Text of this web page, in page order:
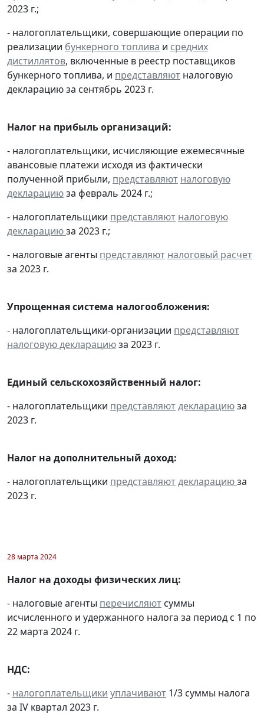
2023 г.;
- налогоплательщики, совершающие операции по
реализации бункерного топлива и средних
дистиллятов, включенные в реестр поставщиков
бункерного топлива, и представляют налоговую
декларацию за сентябрь 2023 г.
Налог на прибыль организаций:
- налогоплательщики, исчисляющие ежемесячные
авансовые платежи исходя из фактически
полученной прибыли, представляют налоговую
декларациюза февраль 2024 г.;
- налогоплательщики представляют налоговую
декларациюза 2023 г.;
- налоговые агенты представляют налоговый расчет
за 2023 г.
Упрощенная система налогообложения:
- налогоплательщики-организации представляют
налоговую декларациюза 2023 г.
Единый сельскохозяйственный налог:
- налогоплательщики представляютдекларациюза
2023 г.
Налог на дополнительный доход:
- налогоплательщики представляютдекларациюза
2023 г.
28 марта 2024
Налог на доходы физических лиц:
- налоговые агенты перечисляют суммы
исчисленного и удержанного налога за период с 1 по
22 марта 2024 г.
НДС:
- налогоплательщики уплачивают 1/3 суммы налога
за IV квартал 2023 г.